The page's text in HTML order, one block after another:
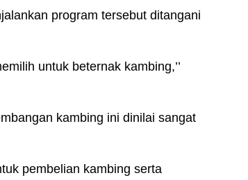
program tersebut ditangani
untuk beternak kambing,’’
kambing ini dinilai sangat
pembelian kambing serta